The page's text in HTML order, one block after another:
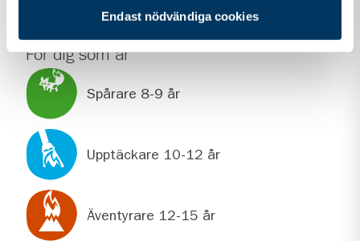
Endast nödvändiga cookies
För dig som är
Spårare 8-9 år
Upptäckare 10-12 år
Äventyrare 12-15 år